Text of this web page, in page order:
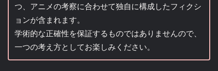
つ、アニメの考察に合わせて独自に構成したフィクシ
ョンが含まれます。
学術的な正確性を保証するものではありませんので、
一つの考え方としてお楽しみください。